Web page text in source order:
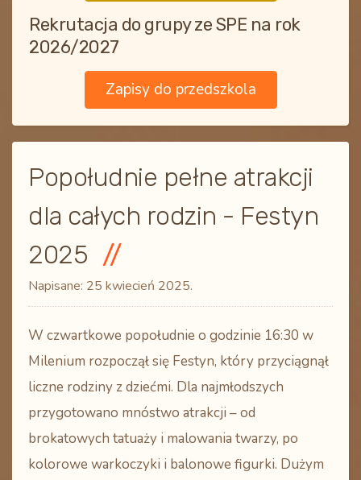
Rekrutacja do grupy ze SPE na rok
2026/2027
Zapisy do przedszkola
Popołudnie pełne atrakcji
dla całych rodzin - Festyn
2025
Napisane: 25 kwiecień 2025.
W czwartkowe popołudnie o godzinie 16:30 w
Milenium rozpoczął się Festyn, który przyciągnął
liczne rodziny z dziećmi. Dla najmłodszych
przygotowano mnóstwo atrakcji – od
brokatowych tatuaży i malowania twarzy, po
kolorowe warkoczyki i balonowe figurki. Dużym